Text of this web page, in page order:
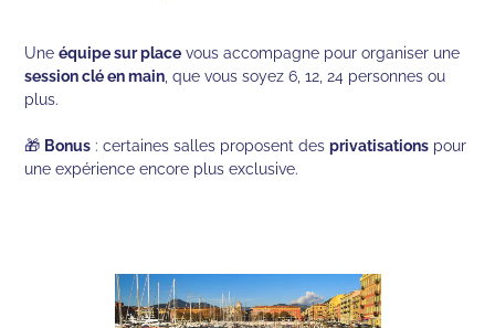
Uneéquipe sur place vous accompagne pour organiser une
session clé en main , que vous soyez 6, 12, 24 personnes ou
plus.
🎁 Bonus : certaines salles proposent desprivatisations pour
une expérience encore plus exclusive.